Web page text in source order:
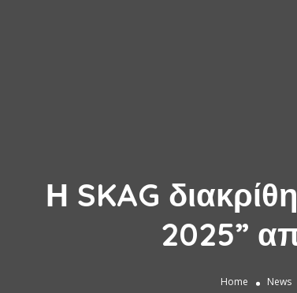
Η SKAG
2025”
Home News